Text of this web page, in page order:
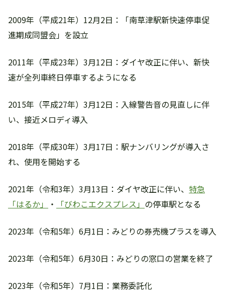
2009年（平成21年）12月2日：「南草津駅新快速停車促
進期成同盟会」を設立
2011年（平成23年）3月12日：ダイヤ改正に伴い、新快
速が全列車終日停車するようになる
2015年（平成27年）3月12日：入線警告音の見直しに伴
い、接近メロディ導入
2018年（平成30年）3月17日：駅ナンバリングが導入さ
れ、使用を開始する
2021年（令和3年）3月13日：ダイヤ改正に伴い、 特急
「はるか」
・ 「びわこエクスプレス」 の停車駅となる
2023年（令和5年）6月1日：みどりの券売機プラスを導入
2023年（令和5年）6月30日：みどりの窓口の営業を終了
2023年（令和5年）7月1日：業務委託化